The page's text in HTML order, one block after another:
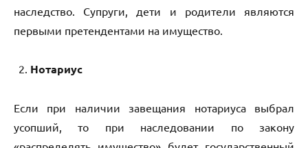
наследство. Супруги, дети и родители являются
первыми претендентами на имущество.
Нотариус
Если при наличии завещания нотариуса выбрал
усопший, то при наследовании по закону